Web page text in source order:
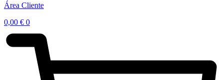
Área Cliente
0,00 € 0